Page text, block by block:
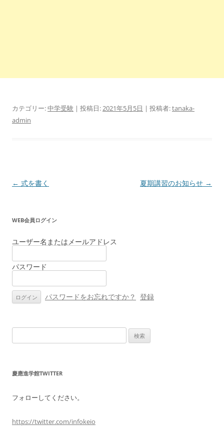
カテゴリー:中学受験 | 投稿日:2021年5月5日 | 投稿者:tanaka-
admin
投
ビ
ゲ
シ
ン
← 式を書く 夏期講習のお知らせ →
WEB会員ログイン
ユーザー名またはメールアドレス
パスワード
パスワードをお忘れですか？ 登録
索:
慶應進学館TWITTER
フォローしてください。
https://twitter.com/infokeio